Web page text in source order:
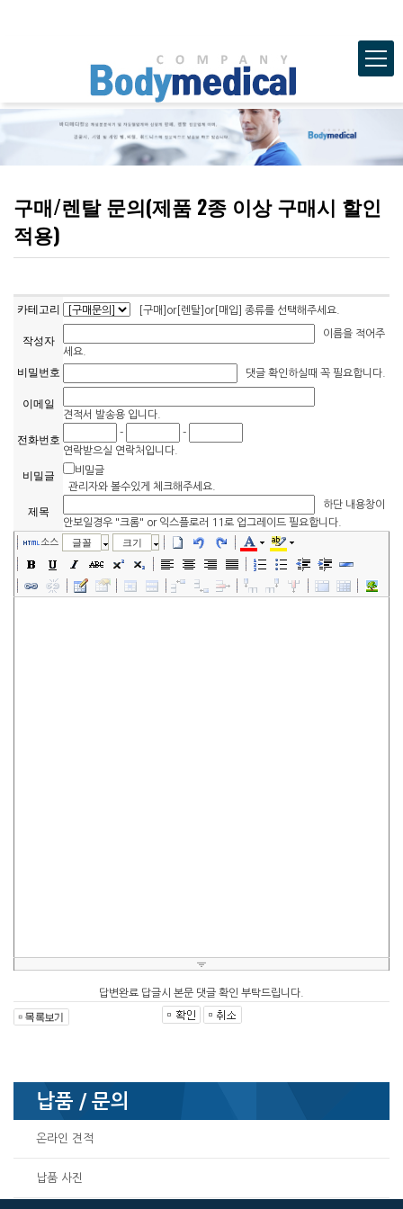
구매/렌탈 문의(제품 2종 이상 구매시 할인
적용)
카테고리 [구매]or[렌탈]or[매입] 종류를 선택해주세요.
작성자
이름을 적어주
세요.
비밀번호 댓글 확인하실때 꼭 필요합니다.
이메일
견적서 발송용 입니다.
전화번호
-
-
연락받으실 연락처입니다.
비밀글
비밀글
관리자와 볼수있게 체크해주세요.
제목
하단 내용창이
안보일경우 "크롬" or 익스플로러 11로 업그레이드 필요합니다.
소스 글꼴 크기
답변완료 답글시 본문 댓글 확인 부탁드립니다.
납품 / 문의
온라인 견적
납품 사진